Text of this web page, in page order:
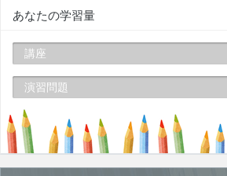
あなたの学習量
講座
演習問題